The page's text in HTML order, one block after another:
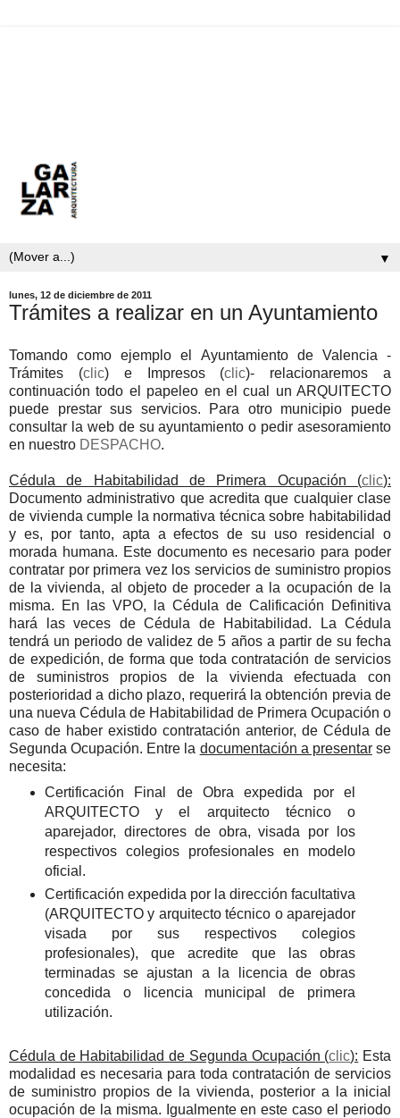
▼
lunes, 12 de diciembre de 2011
Trámites a realizar en un Ayuntamiento
Tomando como ejemplo el Ayuntamiento de Valencia -
Trámites (clic) e Impresos (clic)- relacionaremos a
continuación todo el papeleo en el cual un ARQUITECTO
puede prestar sus servicios. Para otro municipio puede
consultar la web de su ayuntamiento o pedir asesoramiento
en nuestro DESPACHO.
Cédula de Habitabilidad de Primera Ocupación (clic):
Documento administrativo que acredita que cualquier clase
de vivienda cumple la normativa técnica sobre habitabilidad
y es, por tanto, apta a efectos de su uso residencial o
morada humana. Este documento es necesario para poder
contratar por primera vez los servicios de suministro propios
de la vivienda, al objeto de proceder a la ocupación de la
misma. En las VPO, la Cédula de Calificación Definitiva
hará las veces de Cédula de Habitabilidad. La Cédula
tendrá un periodo de validez de 5 años a partir de su fecha
de expedición, de forma que toda contratación de servicios
de suministros propios de la vivienda efectuada con
posterioridad a dicho plazo, requerirá la obtención previa de
una nueva Cédula de Habitabilidad de Primera Ocupación o
caso de haber existido contratación anterior, de Cédula de
Segunda Ocupación. Entre la documentación a presentarse
necesita:
Certificación Final de Obra expedida por el
ARQUITECTO y el arquitecto técnico o
aparejador, directores de obra, visada por los
respectivos colegios profesionales en modelo
oficial.
Certificación expedida por la dirección facultativa
(ARQUITECTO y arquitecto técnico o aparejador
visada por sus respectivos colegios
profesionales), que acredite que las obras
terminadas se ajustan a la licencia de obras
concedida o licencia municipal de primera
utilización.
Cédula de Habitabilidad de Segunda Ocupación (clic): Esta
modalidad es necesaria para toda contratación de servicios
de suministro propios de la vivienda, posterior a la inicial
ocupación de la misma. Igualmente en este caso el periodo